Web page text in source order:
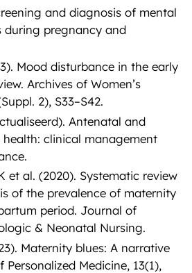
and diagnosis of mental
during pregnancy and
Mood disturbance in the early
Archives of Women’s
2), S33–S42.
Antenatal and
clinical management
et al. (2020). Systematic review
of the prevalence of maternity
period. Journal of
& Neonatal Nursing.
Maternity blues: A narrative
Medicine, 13(1),